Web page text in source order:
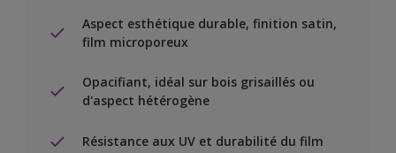
Aspect esthétique durable, finition satin,
film microporeux
Opacifiant, idéal sur bois grisaillés ou
d'aspect hétérogène
Résistance aux UV et durabilité du film